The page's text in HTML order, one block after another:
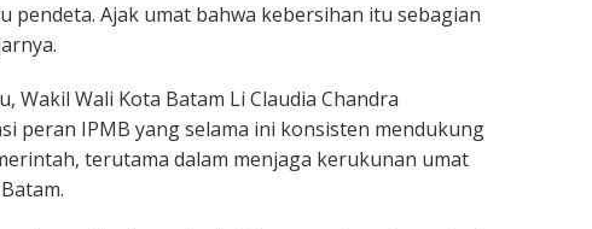
pendeta. Ajak umat bahwa kebersihan itu sebagian
Wakil Wali Kota Batam Li Claudia Chandra
peran IPMB yang selama ini konsisten mendukung
terutama dalam menjaga kerukunan umat